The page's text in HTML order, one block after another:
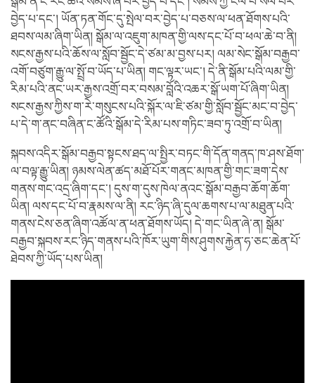
བྱེད་པ་དང་། ཡོན་ཏན་གོང་དུ་སྤེལ་བར་བྱེད་པ་བཅས་ལ་ཕན་ཐོགས་པའི་
ཐབས་ལམ་ཞིག་ཡིན། སྒོམ་ལ་འཇུག་མཁན་གྱི་ལས་དང་པོ་བ་ཕལ་ཆེ་བ་ནི།
སངས་རྒྱས་པའི་ཆོས་ལ་སློབ་སྦྱོང་དེ་ཙམ་མ་བྱས་པར། ལམ་སེང་སྒོམ་བརྒྱབ་
འགོ་བཙུག་རྒྱུ་ལ་སྤྲོ་བ་ཡོད་པ་ཡིན། གང་ལྟར་ཡང་། དེ་ནི་སྒོམ་པའི་ལམ་གྱི་
རིམ་པའི་ནང་ཡར་རྒྱས་འགྲོ་བར་བསམ་བློའི་འཆར་སྒོ་ཡག་པོ་ཞིག་ཡིན།
སངས་རྒྱས་ཀྱིས་ག་རེ་གསུངས་པའི་སྐོར་ལ་ཇི་ཙམ་གྱི་སློབ་སྦྱོང་མང་བ་བྱེད་
པ་དེ་ག་ནང་བཞིན་ང་ཚོའི་སྒོམ་དེ་རིམ་པས་གཏིང་ཟབ་ཏུ་འགྲོ་བ་ཡིན།
སྐབས་འདིར་སྒོམ་བརྒྱབ་སྟངས་ཐད་ལ་སྤྱིར་བཏང་གི་དོན་གནད་ཁ་ཤས་ཐོག་
ལ་བལྟ་རྒྱུ་ཡིན། ཉམས་ལེན་ཚད་མཐོ་པོར་གནང་མཁན་གྱི་གང་ཟག་དེས་
གནས་གང་འདྲ་ཞིག་དང་། དུས་ག་དུས་ཁེལ་ནའང་སྒོམ་བརྒྱབ་ཆོག་ཆོག་
ཡིན། ལས་དང་པོ་བ་རྣམས་ལ་ནི། རང་ཉིད་ཞི་དུལ་ཆགས་པ་ལ་མཐུན་པའི་
གནས་ངེས་ཅན་ཞིག་འཚོལ་ན་ཕན་ཐོགས་ཡོད། དེ་གང་ཡིན་ཞེ་ན། སྒོམ་
བརྒྱབ་སྐབས་རང་ཉིད་གནས་པའི་ཁོར་ཡུག་གིས་ཤུགས་རྐྱེན་ཧ་ཅང་ཆེན་པོ་
ཐེབས་ཀྱི་ཡོད་པས་ཡིན།